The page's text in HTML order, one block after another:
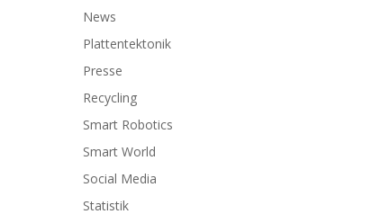
News
Plattentektonik
Presse
Recycling
Smart Robotics
Smart World
Social Media
Statistik